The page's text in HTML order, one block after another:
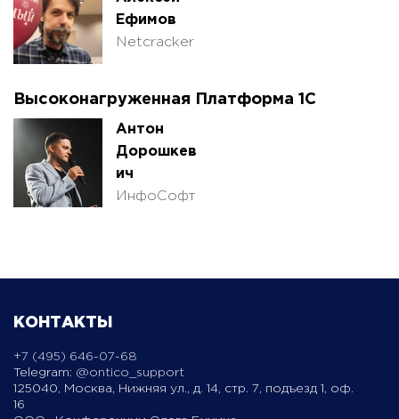
Ефимов
Netcracker
Высоконагруженная Платформа 1С
Антон
Дорошкев
ич
ИнфоСофт
КОНТАКТЫ
+7 (495) 646-07-68
Telegram: @ontico_support
125040, Москва, Нижняя ул., д. 14, стр. 7, подъезд 1, оф.
16